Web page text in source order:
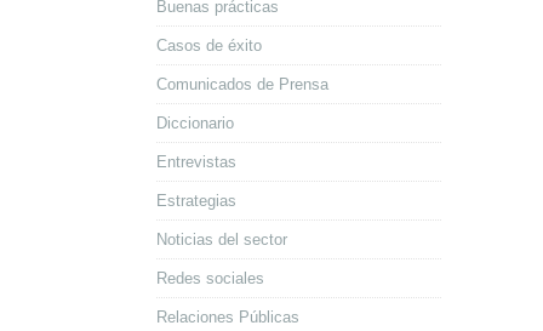
Buenas prácticas
Casos de éxito
Comunicados de Prensa
Diccionario
Entrevistas
Estrategias
Noticias del sector
Redes sociales
Relaciones Públicas